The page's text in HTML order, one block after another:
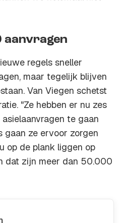
aanvragen
regels sneller
maar tegelijk blijven
Van Viegen schetst
"Ze hebben er nu zes
te gaan
gaan ze ervoor zorgen
op de plank liggen op
dat zijn meer dan 50.000